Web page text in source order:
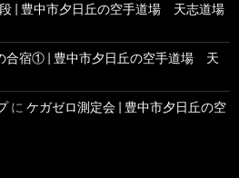
| 豊中市夕日丘の空手道場 天志道場
合宿① | 豊中市夕日丘の空手道場 天
に ケガゼロ測定会 | 豊中市夕日丘の空